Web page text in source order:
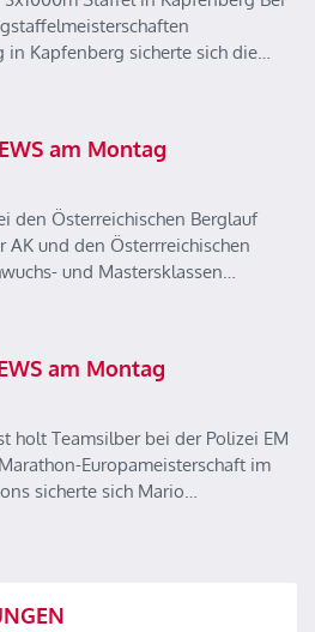
Kapfenberg sicherte sich die…
am Montag
den Österreichischen Berglauf
AK und den Österrreichischen
und Mastersklassen…
am Montag
holt Teamsilber bei der Polizei EM
Europameisterschaft im
sicherte sich Mario…